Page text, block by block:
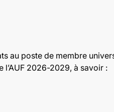
au poste de membre
l’AUF 2026-2029, à savoir :